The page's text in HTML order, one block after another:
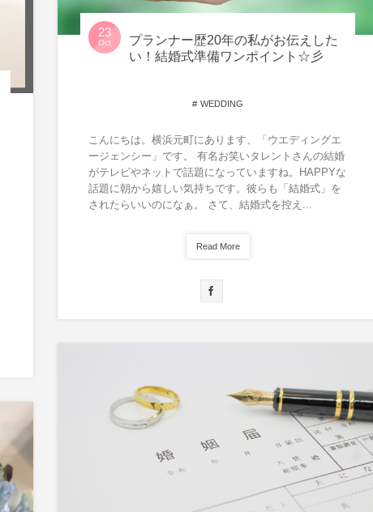
23
Oct
プランナー歴20年の私がお伝えした
い！結婚式準備ワンポイント☆彡
WEDDING
こんにちは。横浜元町にあります、「ウエディングエ
ージェンシー」です。 有名お笑いタレントさんの結婚
がテレビやネットで話題になっていますね。HAPPYな
話題に朝から嬉しい気持ちです。彼らも「結婚式」を
されたらいいのになぁ。 さて、結婚式を控え...
Read More